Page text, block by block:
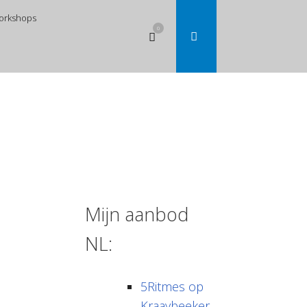
Bekijk
winkelwagen
0
Mijn aanbod
NL:
5Ritmes op